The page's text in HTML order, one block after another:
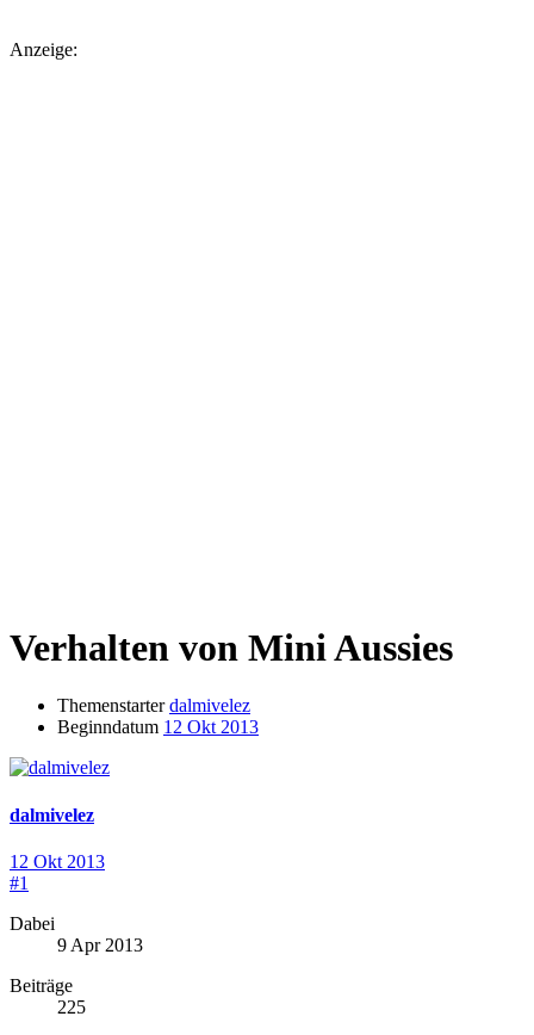
Anzeige:
Verhalten von Mini Aussies
Themenstarter dalmivelez
Beginndatum 12 Okt 2013
dalmivelez
12 Okt 2013
#1
Dabei
9 Apr 2013
Beiträge
225